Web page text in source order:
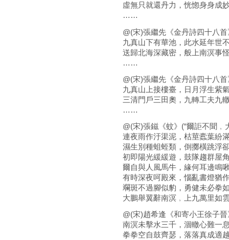
虛無只就還丹力，恍惚身身成
……
@(宋)張繼先《金丹詩四十八
九真山下有華池，此水延年世
送歸北海深藏密，般上南溟事
……
@(宋)張繼先《金丹詩四十八
九真山上接樓臺，日月浮生紫
三清門戶三田奧，九轉工夫九
……
@(宋)張鎡《蚊》(“爾詎不聞﹐
連夜雨作汙渠泥，枯莖蠹葉紛
濕生別種蛆蛭類，倒擲橫跳浮
初即陽光緩緩遊，鼓隊趨群屋
爾自與人風馬牛，緣何耳邊鳴
有時深夜呵殿來，惱亂書燈猶
斕斑不過腳似豹，勇健未必拳
大鵬舉翼辭南溟﹐上九萬里
@(宋)趙希逢《和寄小王徐子
南溟未擊水三千，涸轍心難一
拳拳空自鼓齊瑟，落落真成適